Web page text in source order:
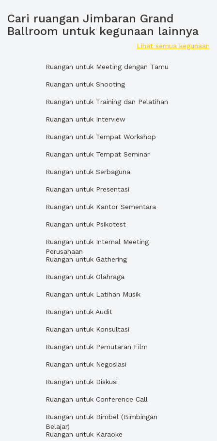
Cari ruangan Jimbaran Grand
Ballroom untuk kegunaan lainnya
Lihat semua kegunaan
Ruangan untuk Meeting dengan Tamu
Ruangan untuk Shooting
Ruangan untuk Training dan Pelatihan
Ruangan untuk Interview
Ruangan untuk Tempat Workshop
Ruangan untuk Tempat Seminar
Ruangan untuk Serbaguna
Ruangan untuk Presentasi
Ruangan untuk Kantor Sementara
Ruangan untuk Psikotest
Ruangan untuk Internal Meeting
Perusahaan
Ruangan untuk Gathering
Ruangan untuk Olahraga
Ruangan untuk Latihan Musik
Ruangan untuk Audit
Ruangan untuk Konsultasi
Ruangan untuk Pemutaran Film
Ruangan untuk Negosiasi
Ruangan untuk Diskusi
Ruangan untuk Conference Call
Ruangan untuk Bimbel (Bimbingan
Belajar)
Ruangan untuk Karaoke